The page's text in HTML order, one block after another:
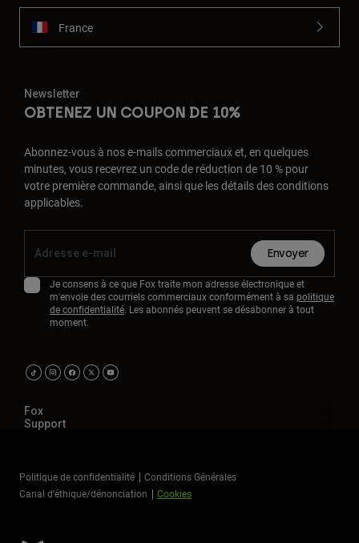
France
Newsletter
OBTENEZ UN COUPON DE 10%
Abonnez-vous à nos e-mails commerciaux et, en quelques
minutes, vous recevrez un code de réduction de 10 % pour
votre première commande, ainsi que les détails des conditions
applicables.
Envoyer
Je consens à ce que Fox traite mon adresse électronique et
m'envoie des courriels commerciaux conformément à sa politique
de confidentialité. Les abonnés peuvent se désabonner à tout
moment.
Fox
Support
Politique de confidentialité
Conditions Générales
Canal d’éthique/dénonciation
Cookies